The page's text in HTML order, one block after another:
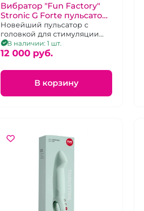
Вибратор "Fun Factory"
Stronic G Forte пульсатор
сиреневый
Новейший пульсатор с
головкой для стимуляции
точки G.
В наличии: 1 шт.
12 000 pуб.
В корзину